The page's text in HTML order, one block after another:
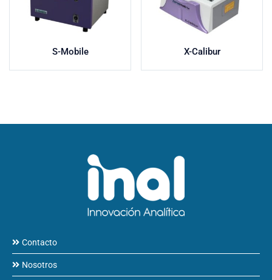
S-Mobile X-Calibur
Contacto
Nosotros